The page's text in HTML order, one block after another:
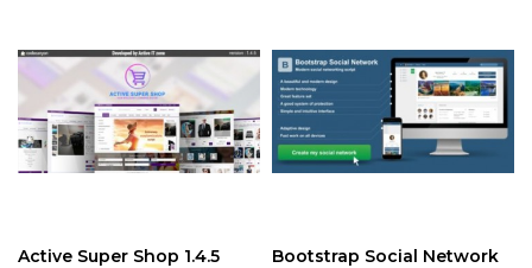
Active Super Shop 1.4.5
Bootstrap Social Network